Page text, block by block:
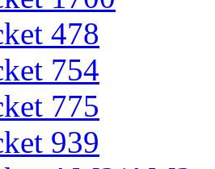
478
754
775
939